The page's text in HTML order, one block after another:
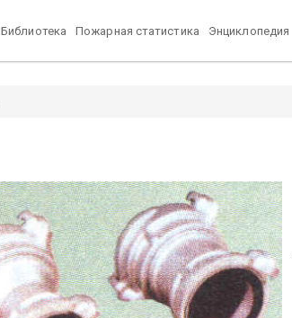
Библиотека Пожарная статистика Энциклопедия